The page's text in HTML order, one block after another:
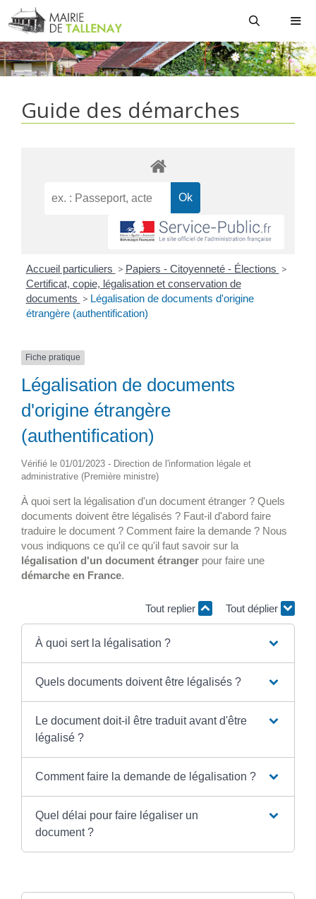
Aller
au
contenu
Guide des démarches
Accueil particuliers > Papiers - Citoyenneté - Élections >
Certificat, copie, légalisation et conservation de
documents > Légalisation de documents d'origine
étrangère (authentification)
Fiche pratique
Légalisation de documents
d'origine étrangère
(authentification)
Vérifié le 01/01/2023 - Direction de l'information légale et
administrative (Première ministre)
À quoi sert la légalisation d'un document étranger ? Quels
documents doivent être légalisés ? Faut-il d'abord faire
traduire le document ? Comment faire la demande ? Nous
vous indiquons ce qu'il ce qu'il faut savoir sur la
légalisation d'un document étranger pour faire une
démarche en France.
Tout replier Tout déplier
À quoi sert la légalisation ?
Quels documents doivent être légalisés ?
Le document doit-il être traduit avant d'être
légalisé ?
Comment faire la demande de légalisation ?
Quel délai pour faire légaliser un
document ?